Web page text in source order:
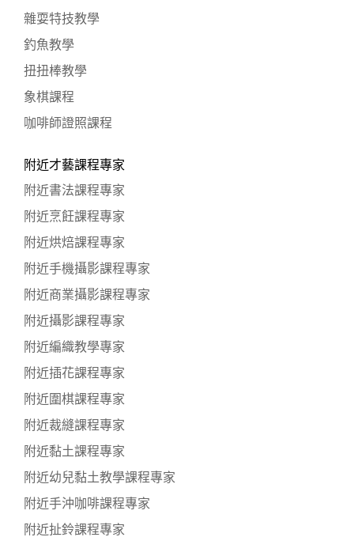
雜耍特技教學
釣魚教學
扭扭棒教學
象棋課程
咖啡師證照課程
附近才藝課程專家
附近書法課程專家
附近烹飪課程專家
附近烘焙課程專家
附近手機攝影課程專家
附近商業攝影課程專家
附近攝影課程專家
附近編織教學專家
附近插花課程專家
附近圍棋課程專家
附近裁縫課程專家
附近黏土課程專家
附近幼兒黏土教學課程專家
附近手沖咖啡課程專家
附近扯鈴課程專家